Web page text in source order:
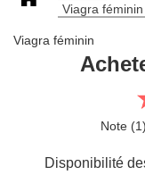
Viagra féminin
Viagra féminin
Note
Disponibilité